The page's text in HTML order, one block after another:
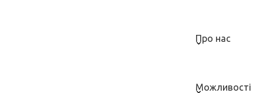
Про нас
Можливості